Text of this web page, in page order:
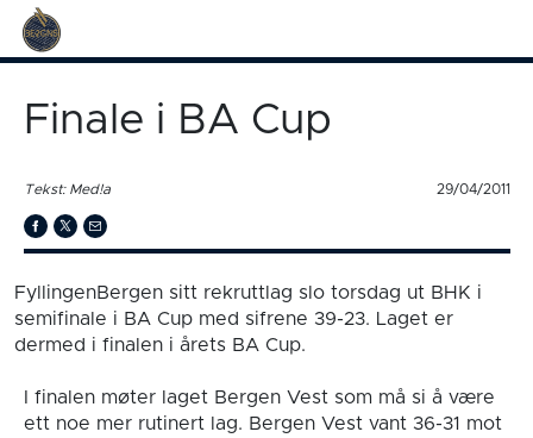
Finale i BA Cup
Tekst: Med!a 29/04/2011
FyllingenBergen sitt rekruttlag slo torsdag ut BHK i
semifinale i BA Cup med sifrene 39-23. Laget er
dermed i finalen i årets BA Cup.
I finalen møter laget Bergen Vest som må si å være
ett noe mer rutinert lag. Bergen Vest vant 36-31 mot